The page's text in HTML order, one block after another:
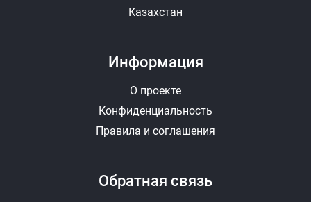
Казахстан
Информация
О проекте
Конфиденциальность
Правила и соглашения
Обратная связь